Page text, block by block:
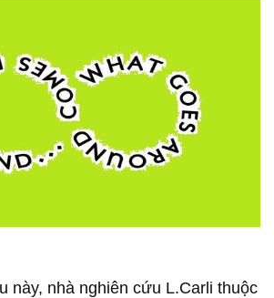
này, nhà nghiên cứu L.Carli thuộc